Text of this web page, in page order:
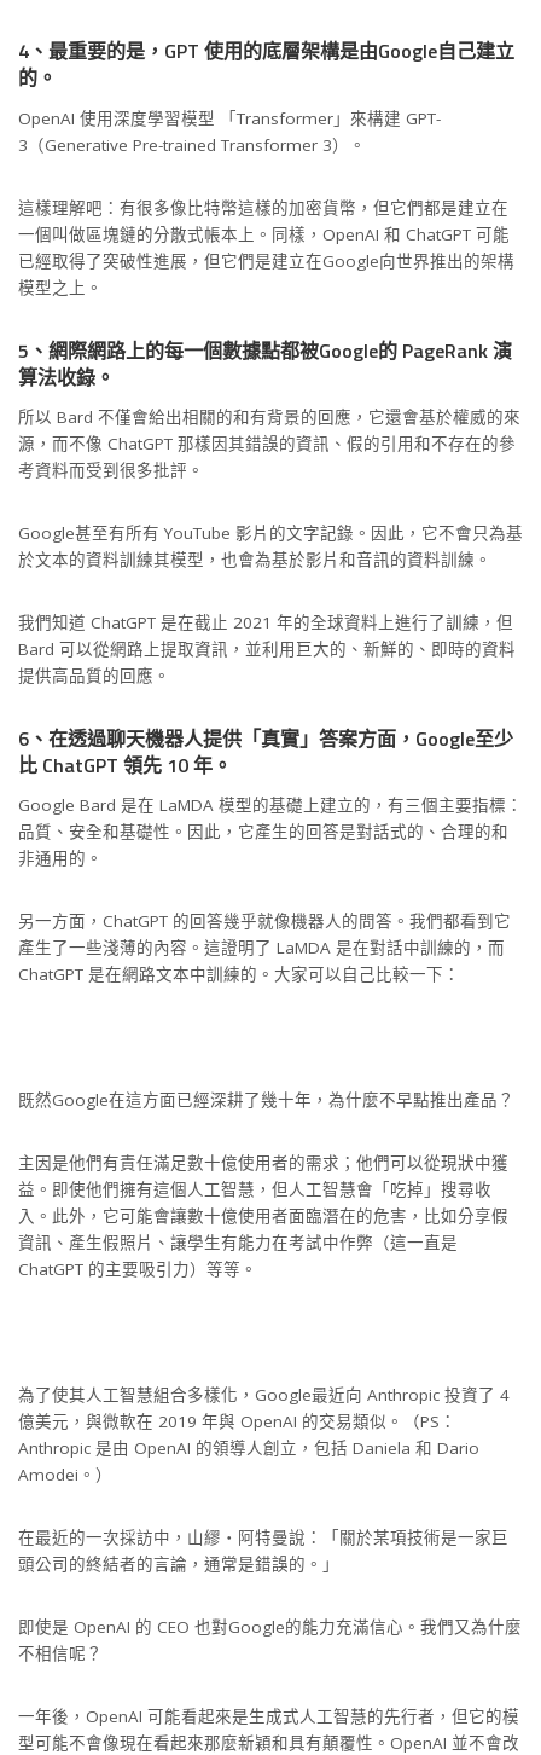
4、最重要的是，GPT 使用的底層架構是由Google自己建立
的。
OpenAI 使用深度學習模型 「Transformer」來構建 GPT-
3（Generative Pre-trained Transformer 3）。
這樣理解吧：有很多像比特幣這樣的加密貨幣，但它們都是建立在
一個叫做區塊鏈的分散式帳本上。同樣，OpenAI 和 ChatGPT 可能
已經取得了突破性進展，但它們是建立在Google向世界推出的架構
模型之上。
5、網際網路上的每一個數據點都被Google的 PageRank 演
算法收錄。
所以 Bard 不僅會給出相關的和有背景的回應，它還會基於權威的來
源，而不像 ChatGPT 那樣因其錯誤的資訊、假的引用和不存在的參
考資料而受到很多批評。
Google甚至有所有 YouTube 影片的文字記錄。因此，它不會只為基
於文本的資料訓練其模型，也會為基於影片和音訊的資料訓練。
我們知道 ChatGPT 是在截止 2021 年的全球資料上進行了訓練，但
Bard 可以從網路上提取資訊，並利用巨大的、新鮮的、即時的資料
提供高品質的回應。
6、在透過聊天機器人提供「真實」答案方面，Google至少
比 ChatGPT 領先 10 年。
Google Bard 是在 LaMDA 模型的基礎上建立的，有三個主要指標：
品質、安全和基礎性。因此，它產生的回答是對話式的、合理的和
非通用的。
另一方面，ChatGPT 的回答幾乎就像機器人的問答。我們都看到它
產生了一些淺薄的內容。這證明了 LaMDA 是在對話中訓練的，而
ChatGPT 是在網路文本中訓練的。大家可以自己比較一下：
既然Google在這方面已經深耕了幾十年，為什麼不早點推出產品？
主因是他們有責任滿足數十億使用者的需求；他們可以從現狀中獲
益。即使他們擁有這個人工智慧，但人工智慧會「吃掉」搜尋收
入。此外，它可能會讓數十億使用者面臨潛在的危害，比如分享假
資訊、產生假照片、讓學生有能力在考試中作弊（這一直是
ChatGPT 的主要吸引力）等等。
為了使其人工智慧組合多樣化，Google最近向 Anthropic 投資了 4
億美元，與微軟在 2019 年與 OpenAI 的交易類似。（PS：
Anthropic 是由 OpenAI 的領導人創立，包括 Daniela 和 Dario
Amodei。）
在最近的一次採訪中，山繆‧阿特曼說：「關於某項技術是一家巨
頭公司的終結者的言論，通常是錯誤的。」
即使是 OpenAI 的 CEO 也對Google的能力充滿信心。我們又為什麼
不相信呢？
一年後，OpenAI 可能看起來是生成式人工智慧的先行者，但它的模
型可能不會像現在看起來那麼新穎和具有顛覆性。OpenAI 並不會改